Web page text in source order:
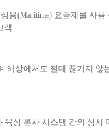
용(Maritime) 요금제를 사용
객 .
해상에서도 절대 끊기지 않
상 본사 시스템 간의 상시